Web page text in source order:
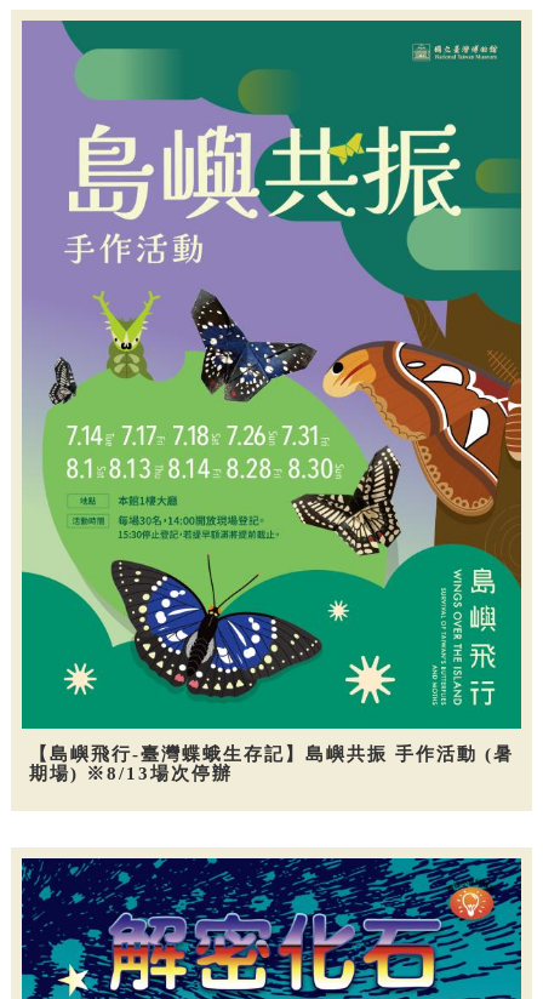
【島嶼飛行-臺灣蝶蛾生存記】島嶼共振 手作活動 (暑
期場) ※8/13場次停辦